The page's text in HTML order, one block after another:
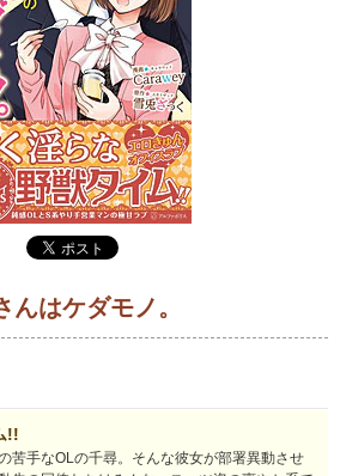
んはケダモノ。
!!
苦手なOLの千尋。そんな彼女が部署異動させ